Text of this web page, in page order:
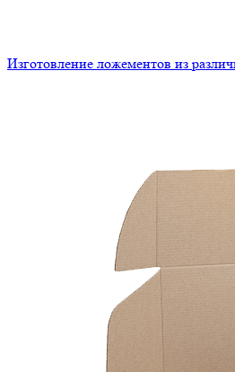
Изготовление ложементов из